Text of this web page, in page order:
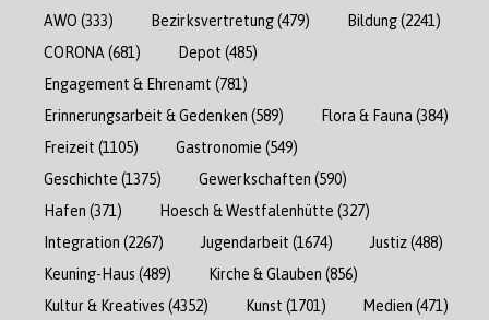
AWO (333) Bezirksvertretung(479) Bildung(2241)
CORONA (681) Depot (485)
Engagement & Ehrenamt (781)
Erinnerungsarbeit & Gedenken (589) Flora & Fauna (384)
Freizeit (1105) Gastronomie (549)
Geschichte (1375) Gewerkschaften (590)
Hafen (371) Hoesch & Westfalenhütte (327)
Integration (2267) Jugendarbeit (1674) Justiz(488)
Keuning-Haus (489) Kirche & Glauben (856)
Kultur & Kreatives (4352) Kunst (1701) Medien (471)